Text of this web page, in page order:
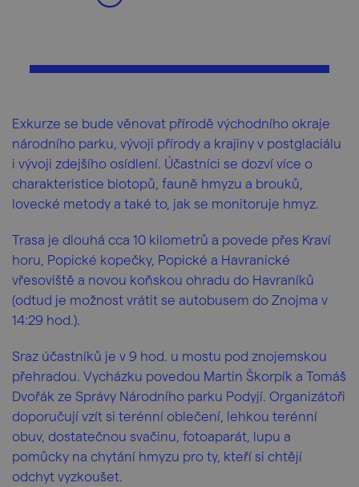
Exkurze se bude věnovat přírodě východního okraje
národního parku, vývoji přírody a krajiny v postglaciálu
i vývoji zdejšího osídlení. Účastníci se dozví více o
charakteristice biotopů, fauně hmyzu a brouků,
lovecké metody a také to, jak se monitoruje hmyz.
Trasa je dlouhá cca 10 kilometrů a povede přes Kraví
horu, Popické kopečky, Popické a Havranické
vřesoviště a novou koňskou ohradu do Havraníků
(odtud je možnost vrátit se autobusem do Znojma v
14:29 hod.).
Sraz účastníků je v 9 hod. u mostu pod znojemskou
přehradou. Vycházku povedou Martin Škorpík a Tomáš
Dvořák ze Správy Národního parku Podyjí. Organizátoři
doporučují vzít si terénní oblečení, lehkou terénní
obuv, dostatečnou svačinu, fotoaparát, lupu a
pomůcky na chytání hmyzu pro ty, kteří si chtějí
odchyt vyzkoušet.